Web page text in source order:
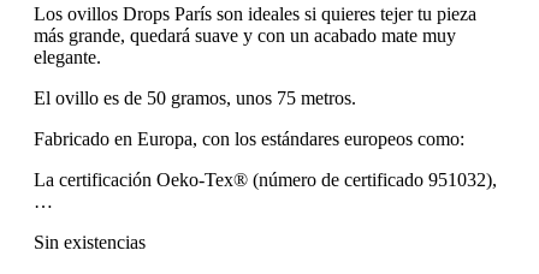
Los ovillos Drops París son ideales si quieres tejer tu pieza
más grande, quedará suave y con un acabado mate muy
elegante.
El ovillo es de 50 gramos, unos 75 metros.
Fabricado en Europa, con los estándares europeos como:
La certificación Oeko-Tex® (número de certificado 951032),
…
Sin existencias